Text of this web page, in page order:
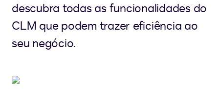
descubra todas as funcionalidades do
CLM que podem trazer eficiência ao
seu negócio.